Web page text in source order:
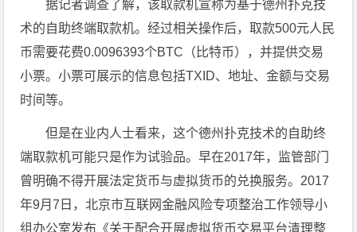
据记者调查了解，该取款机宣称为基于德州扑克技
术的自助终端取款机。经过相关操作后，取款500元人民
币需要花费0.0096393个BTC（比特币），并提供交易
小票。小票可展示的信息包括TXID、地址、金额与交易
时间等。
但是在业内人士看来，这个德州扑克技术的自助终
端取款机可能只是作为试验品。早在2017年，监管部门
曾明确不得开展法定货币与虚拟货币的兑换服务。2017
年9月7日，北京市互联网金融风险专项整治工作领导小
组办公室发布《关于配合开展虚拟货币交易平台清理整